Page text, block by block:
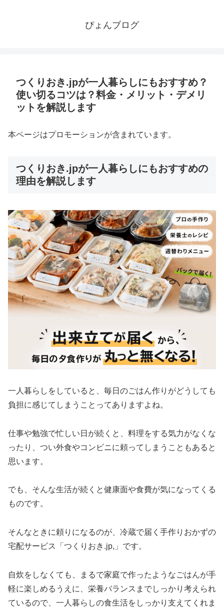
ぴょんブログ
つくりおき.jpが一人暮らしにもおすすめ？
使い切るコツは？料金・メリット・デメリ
ットを解説します
本ページはプロモーションが含まれています。
つくりおき.jpが一人暮らしにもおすすめの
理由を解説します
一人暮らしをしていると、毎日のごはん作りがどうしても
負担に感じてしまうことってありますよね。
仕事や勉強で忙しい日が続くと、料理をする気力がなくな
ったり、つい外食やコンビニに頼ってしまうこともあると
思います。
でも、そんな生活が続くと健康面や食費が気になってくる
ものです。
そんなときに頼りになるのが、冷蔵で届く手作りおかずの
宅配サービス「つくりおき.jp,」です。
自炊をしなくても、まるで家庭で作ったようなごはんが手
軽に楽しめるうえに、栄養バランスまでしっかり考えられ
ているので、一人暮らしの食生活をしっかり支えてくれま